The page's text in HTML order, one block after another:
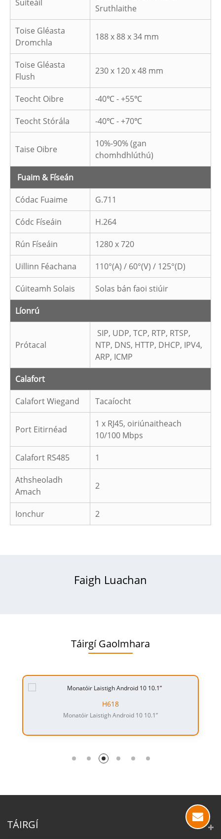
Suiteáil
Sruthlaithe
Toise Gléasta
Dromchla
188 x 88 x 34 mm
Toise Gléasta
Flush
230 x 120 x 48 mm
Teocht Oibre -40℃ - +55℃
Teocht Stórála -40℃ - +70℃
Taise Oibre
10%-90% (gan
chomhdhlúthú)
Fuaim & Físeán
Códac Fuaime G.711
Códc Físeáin H.264
Rún Físeáin 1280 x 720
Uillinn Féachana 110°(A) / 60°(V) / 125°(D)
Cúiteamh Solais Solas bán faoi stiúir
Líonrú
Prótacal
SIP, UDP, TCP, RTP, RTSP,
NTP, DNS, HTTP, DHCP, IPV4,
ARP, ICMP
Calafort
Calafort Wiegand Tacaíocht
Port Eitirnéad
1 x RJ45, oiriúnaitheach
10/100 Mbps
Calafort RS485 1
Athsheoladh
Amach
2
Ionchur 2
Faigh Luachan
Táirgí Gaolmhara
H618
Monatóir Laistigh Android 10 10.1”
TÁIRGÍ